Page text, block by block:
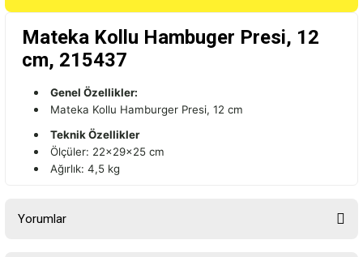
Mateka Kollu Hambuger Presi, 12
cm, 215437
Genel Özellikler:
Mateka Kollu Hamburger Presi, 12 cm
Teknik Özellikler
Ölçüler: 22x29x25 cm
Ağırlık: 4,5 kg
Yorumlar